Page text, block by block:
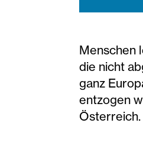
Menschen
die nicht
ganz
entzogen
Österreich.